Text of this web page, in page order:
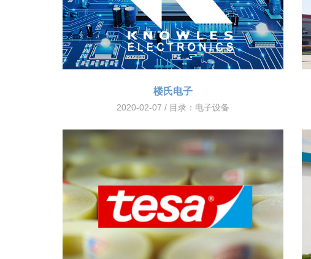
楼氏电子
2020-02-07 / 目录： 电子设备